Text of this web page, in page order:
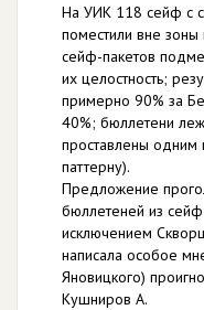
На УИК 118 сейф с
поместили вне
сейф-пакетов
их целостность;
примерно 90% за
40%; бюллетени
проставлены
паттерну).
Предложение
бюллетеней из
исключением
написала особое
Яновицкого)
Кушниров А.